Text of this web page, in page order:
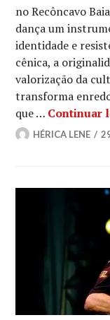
no Recôncavo
dança um
identidade e
cênica, a
valorização da
transforma
que … Continuar
HÉRICA LENE